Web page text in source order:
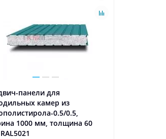
панели для
камер из
0.5/0.5,
1000 мм, толщина 60